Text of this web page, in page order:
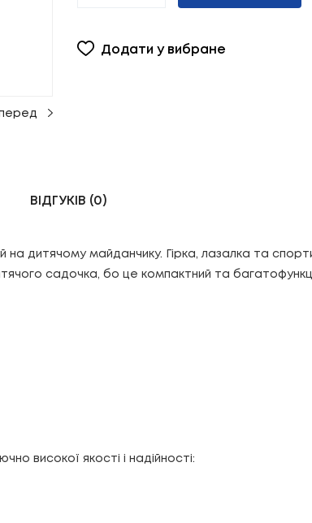
Додати у вибране
ВІДГУКІВ (0)
дитячому майданчику. Гірка, лазалка та
садочка, бо це компактний та
високої якості і надійності: